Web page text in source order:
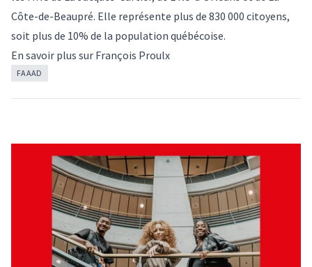
Côte-de-Beaupré. Elle représente plus de 830 000 citoyens,
soit plus de 10% de la population québécoise.
En savoir plus sur François Proulx
FAAAD